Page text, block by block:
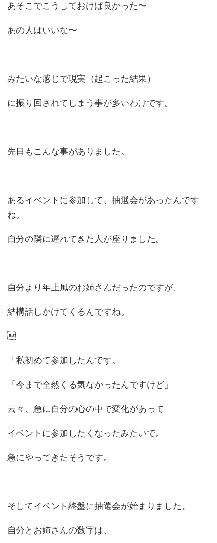
あそこでこうしておけば良かった〜
あの人はいいな〜
みたいな感じで現実（起こった結果）
に振り回されてしまう事が多いわけです。
先日もこんな事がありました。
あるイベントに参加して、抽選会があったんです
ね。
自分の隣に遅れてきた人が座りました。
自分より年上風のお姉さんだったのですが、
結構話しかけてくるんですね。

「私初めて参加したんです。」
「今まで全然くる気なかったんですけど」
云々、急に自分の心の中で変化があって
イベントに参加したくなったみたいで。
急にやってきたそうです。
そしてイベント終盤に抽選会が始まりました。
自分とお姉さんの数字は、